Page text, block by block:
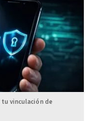
vinculación de